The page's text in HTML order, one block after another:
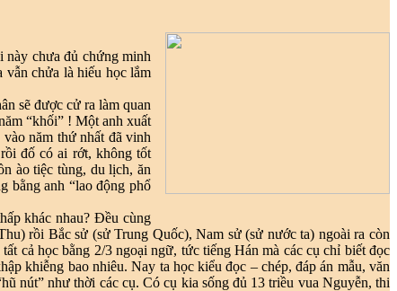
này chưa đủ chứng minh
vẫn chửa là hiếu học lắm
sẽ được cử ra làm quan
“khối” ! Một anh xuất
năm thứ nhất đã vinh
đố có ai rớt, không tốt
ào tiệc tùng, du lịch, ăn
bằng anh “lao động phổ
khác nhau? Đều cùng
rồi Bắc sử (sử Trung Quốc), Nam sử (sử nước ta) ngoài ra còn
cả học bằng 2/3 ngoại ngữ, tức tiếng Hán mà các cụ chỉ biết đọc
khiễng bao nhiêu. Nay ta học kiểu đọc – chép, đáp án mẫu, văn
nút” như thời các cụ. Có cụ kia sống đủ 13 triều vua Nguyễn, thi